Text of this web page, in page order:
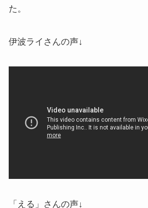
た。
伊波ライさんの声↓
「える」さんの声↓